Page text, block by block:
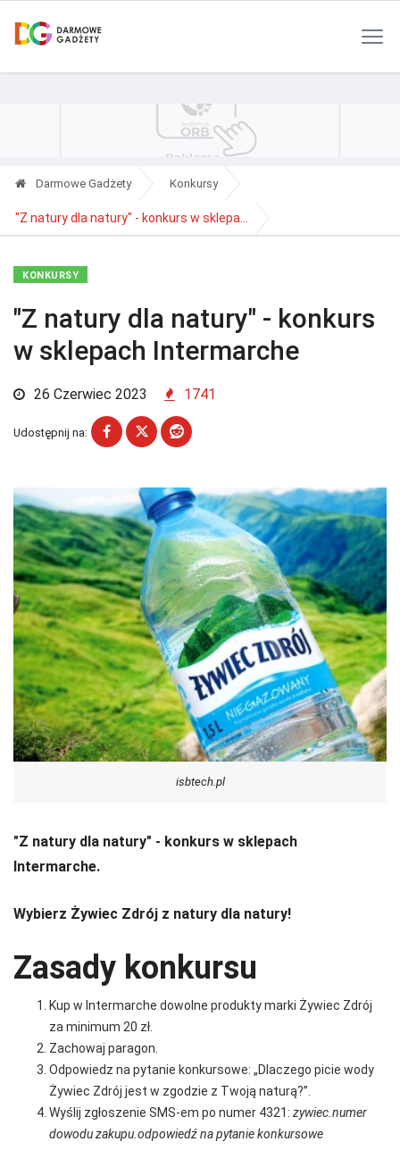
Darmowe Gadżety Konkursy
"Z natury dla natury" - konkurs w sklepa...
KONKURSY
"Z natury dla natury" - konkurs
w sklepach Intermarche
26 Czerwiec 2023 1741
Udostępnij na:
isbtech.pl
"Z natury dla natury" - konkurs w sklepach
Intermarche.
Wybierz Żywiec Zdrój z natury dla natury!
Zasady konkursu
Kup w Intermarche dowolne produkty marki Żywiec Zdrój
za minimum 20 zł.
Zachowaj paragon.
Odpowiedz na pytanie konkursowe: „Dlaczego picie wody
Żywiec Zdrój jest w zgodzie z Twoją naturą?’’.
Wyślij zgłoszenie SMS-em po numer 4321: zywiec.numer
dowodu zakupu.odpowiedź na pytanie konkursowe